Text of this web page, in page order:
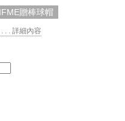
贈棒球帽
. . . 詳細內容